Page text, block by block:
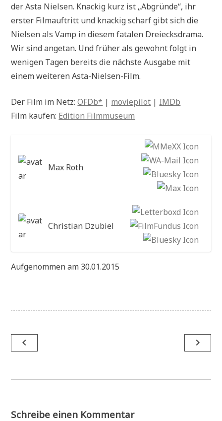
der Asta Nielsen. Knackig kurz ist „Abgründe“, ihr
erster Filmauftritt und knackig scharf gibt sich die
Nielsen als Vamp in diesem fatalen Dreiecksdrama.
Wir sind angetan. Und früher als gewohnt folgt in
wenigen Tagen bereits die nächste Ausgabe mit
einem weiteren Asta-Nielsen-Film.
Der Film im Netz:OFDb* | moviepilot | IMDb
Film kaufen: Edition Filmmuseum
Max Roth
Christian Dzubiel
Aufgenommen am 30.01.2015
Beitragsnavigation
navigate_before navigate_next
Schreibe einen Kommentar